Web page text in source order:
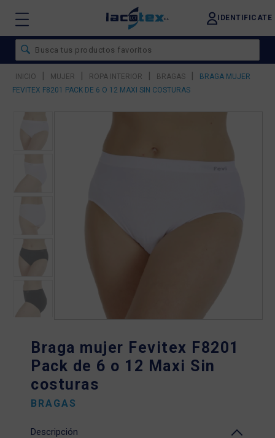
IDENTIFICATE
INICIO | MUJER | ROPA INTERIOR | BRAGAS |
BRAGA MUJER
FEVITEX F8201 PACK DE 6 O 12 MAXI SIN COSTURAS
Braga mujer Fevitex F8201
Pack de 6 o 12 Maxi Sin
costuras
BRAGAS
Descripción